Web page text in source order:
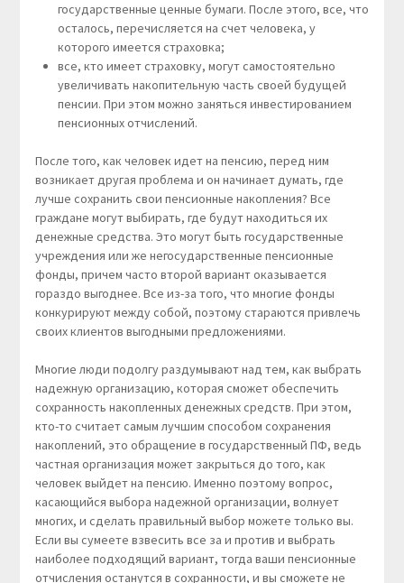
государственные ценные бумаги. После этого, все, что
осталось, перечисляется на счет человека, у
которого имеется страховка;
все, кто имеет страховку, могут самостоятельно
увеличивать накопительную часть своей будущей
пенсии. При этом можно заняться инвестированием
пенсионных отчислений.
После того, как человек идет на пенсию, перед ним
возникает другая проблема и он начинает думать, где
лучше сохранить свои пенсионные накопления? Все
граждане могут выбирать, где будут находиться их
денежные средства. Это могут быть государственные
учреждения или же негосударственные пенсионные
фонды, причем часто второй вариант оказывается
гораздо выгоднее. Все из-за того, что многие фонды
конкурируют между собой, поэтому стараются привлечь
своих клиентов выгодными предложениями.
Многие люди подолгу раздумывают над тем, как выбрать
надежную организацию, которая сможет обеспечить
сохранность накопленных денежных средств. При этом,
кто-то считает самым лучшим способом сохранения
накоплений, это обращение в государственный ПФ, ведь
частная организация может закрыться до того, как
человек выйдет на пенсию. Именно поэтому вопрос,
касающийся выбора надежной организации, волнует
многих, и сделать правильный выбор можете только вы.
Если вы сумеете взвесить все за и против и выбрать
наиболее подходящий вариант, тогда ваши пенсионные
отчисления останутся в сохранности, и вы сможете не